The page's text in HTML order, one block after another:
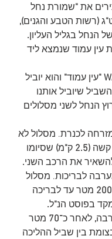
את "שמורת נחל
"ג (רשות הטבע והגנים),
הנחל בגליל העליון.
עין עמוד שנמצא ליד
עין עמוד" והוא יוביל
שיוביל אותנו
הנחל לשני מסלולים
לכנרת. מסלול לא
קשה (2.5 ק"מ) שסיומו
את הרכב השני.
לבריכות. מסלול
מטר עד לבריכה
בפוסט הנ"ל.
, לאחר כ־70 מטר
בין שביל ההליכה